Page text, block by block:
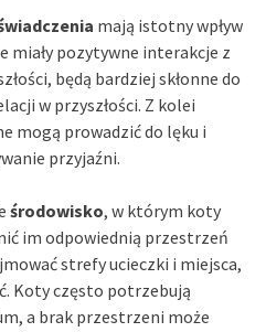
mają istotny wpływ
miały pozytywne interakcje z
będą bardziej skłonne do
w przyszłości. Z kolei
mogą prowadzić do lęku i
przyjaźni.
środowisko, w którym koty
im odpowiednią przestrzeń
strefy ucieczki i miejsca,
Koty często potrzebują
a brak przestrzeni może